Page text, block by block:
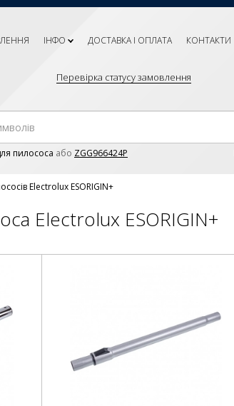
ІНФО ДОСТАВКА І ОПЛАТА КОНТАКТИ
Перевірка статусу замовлення
пилососа або ZGG966424P
Electrolux ESORIGIN+
Electrolux ESORIGIN+